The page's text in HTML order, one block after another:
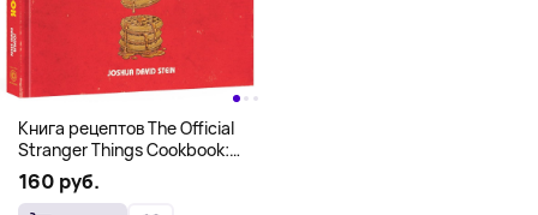
Книга рецептов The Official
Stranger Things Cookbook:
Recipes from Hawkins and
Beyond (На английском)
160 руб.